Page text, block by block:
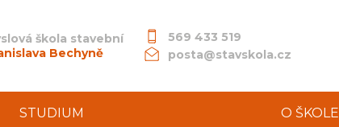
škola stavební
Bechyně
569 433 519
posta@stavskola.cz
STUDIUM O ŠKOLE